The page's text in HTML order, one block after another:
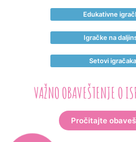
Edukativne
Igračke na
Setovi igračaka
VAŽNO OBAVEŠTENJE O
Pročitajte